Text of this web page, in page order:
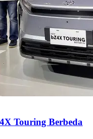
Touring Berbeda